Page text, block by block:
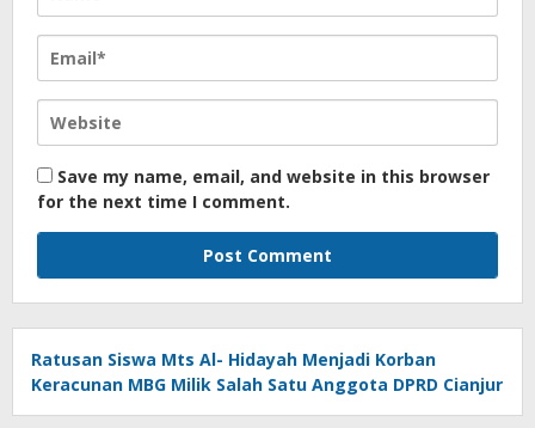
Save my name, email, and website in this browser
for the next time I comment.
Ratusan Siswa Mts Al- Hidayah Menjadi Korban
Keracunan MBG Milik Salah Satu Anggota DPRD Cianjur